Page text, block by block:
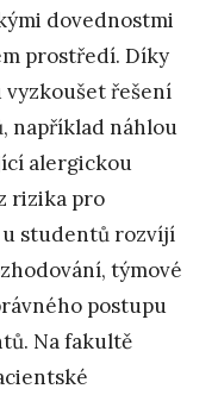
dovednostmi
prostředí. Díky
řešení
například náhlou
alergickou
rizika pro
u studentů rozvíjí
týmové
postupu
Na fakultě